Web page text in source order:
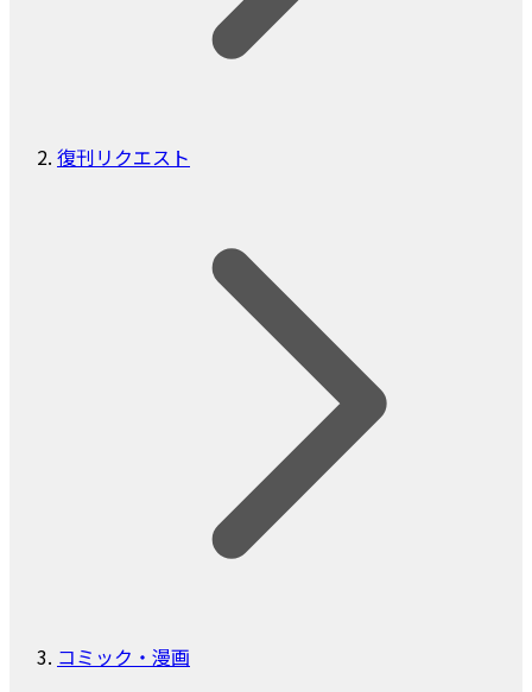
復刊リクエスト
コミック・漫画